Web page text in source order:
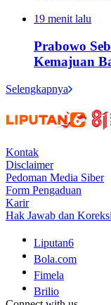
19 menit lalu
Prabowo
Kemajuan
Selengkapnya
Kontak
Disclaimer
Pedoman Media Siber
Form Pengaduan
Karir
Hak Jawab dan
Liputan6
Bola.com
Fimela
Brilio